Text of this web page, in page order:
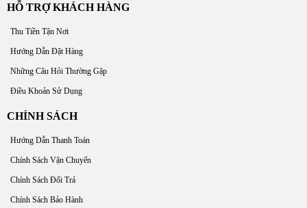
HỖ TRỢ KHÁCH HÀNG
Thu Tiền Tận Nơi
Hướng Dẫn Đặt Hàng
Những Câu Hỏi Thường Gặp
Điều Khoản Sử Dụng
CHÍNH SÁCH
Hướng Dẫn Thanh Toán
Chính Sách Vận Chuyển
Chính Sách Đổi Trả
Chính Sách Bảo Hành